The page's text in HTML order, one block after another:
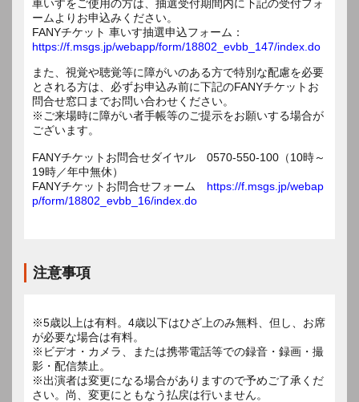
車いすをご使用の方は、抽選受付期間内に下記の受付フォ
ームよりお申込みください。
FANYチケット 車いす抽選申込フォーム：
https://f.msgs.jp/webapp/form/18802_evbb_147/index.do
また、視覚や聴覚等に障がいのある方で特別な配慮を必要
とされる方は、必ずお申込み前に下記のFANYチケットお
問合せ窓口までお問い合わせください。
※ご来場時に障がい者手帳等のご提示をお願いする場合が
ございます。
FANYチケットお問合せダイヤル 0570-550-100（10時～
19時／年中無休）
FANYチケットお問合せフォーム https://f.msgs.jp/webap
p/form/18802_evbb_16/index.do
注意事項
※5歳以上は有料。4歳以下はひざ上のみ無料、但し、お席
が必要な場合は有料。
※ビデオ・カメラ、または携帯電話等での録音・録画・撮
影・配信禁止。
※出演者は変更になる場合がありますので予めご了承くだ
さい。尚、変更にともなう払戻は行いません。